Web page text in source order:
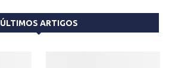
ÚLTIMOS ARTIGOS